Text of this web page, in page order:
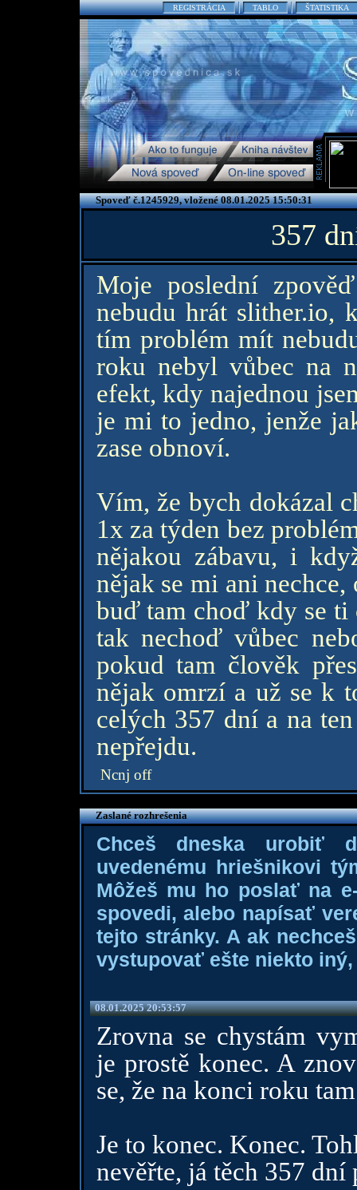
REGISTRÁCIA TABLO ŠTATISTIKA
Spoveď č.1245929, vložené 08.01.2025 15:50:31
357
Moje poslední
nebudu hrát slither.io,
tím problém mít
roku nebyl vůbec na
efekt, kdy najednou
je mi to jedno, jenže
zase obnoví.
Vím, že bych dokázal
1x za týden bez
nějakou zábavu, i
nějak se mi ani
buď tam choď kdy se ti
tak nechoď vůbec
pokud tam člověk
nějak omrzí a už se k
celých 357 dní a na
nepřejdu.
Ncnj off
Zaslané rozhrešenia
Chceš dneska urobiť
uvedenému hriešnikovi
Môžeš mu ho poslať na
spovedi, alebo napísať
tejto stránky. A ak
vystupovať ešte niekto
08.01.2025 20:53:57
Zrovna se chystám
je prostě konec. A
se, že na konci roku
Je to konec. Konec.
nevěřte, já těch 357 dní